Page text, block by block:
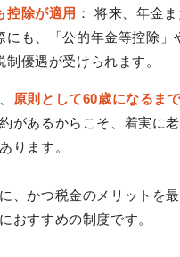
控除が適用 ： 将来、年金
にも、「公的年金等控除」
制優遇が受けられます。
原則として60歳になるま
があるからこそ、着実に
ります。
、かつ税金のメリットを
おすすめの制度です。